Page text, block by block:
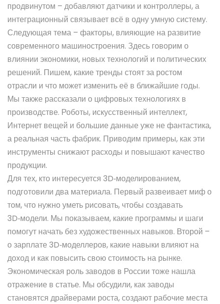
продвинутом – добавляют датчики и контроллеры, а
интеграционный связывает всё в одну умную систему.
Следующая тема – факторы, влияющие на развитие
современного машиностроения. Здесь говорим о
влиянии экономики, новых технологий и политических
решений. Пишем, какие тренды стоят за ростом
отрасли и что может изменить её в ближайшие годы.
Мы также рассказали о цифровых технологиях в
производстве. Роботы, искусственный интеллект,
Интернет вещей и большие данные уже не фантастика,
а реальная часть фабрик. Приводим примеры, как эти
инструменты снижают расходы и повышают качество
продукции.
Для тех, кто интересуется 3D‑моделированием,
подготовили два материала. Первый развеивает миф о
том, что нужно уметь рисовать, чтобы создавать
3D‑модели. Мы показываем, какие программы и шаги
помогут начать без художественных навыков. Второй –
о зарплате 3D‑моделлеров, какие навыки влияют на
доход и как повысить свою стоимость на рынке.
Экономическая роль заводов в России тоже нашла
отражение в статье. Мы обсудили, как заводы
становятся драйверами роста, создают рабочие места